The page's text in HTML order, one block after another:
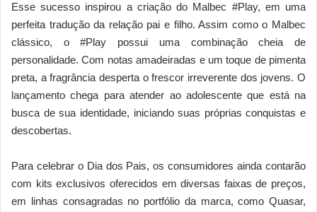
Esse sucesso inspirou a criação do Malbec #Play, em uma
perfeita tradução da relação pai e filho. Assim como o Malbec
clássico, o #Play possui uma combinação cheia de
personalidade. Com notas amadeiradas e um toque de pimenta
preta, a fragrância desperta o frescor irreverente dos jovens. O
lançamento chega para atender ao adolescente que está na
busca de sua identidade, iniciando suas próprias conquistas e
descobertas.
Para celebrar o Dia dos Pais, os consumidores ainda contarão
com kits exclusivos oferecidos em diversas faixas de preços,
em linhas consagradas no portfólio da marca, como Quasar,